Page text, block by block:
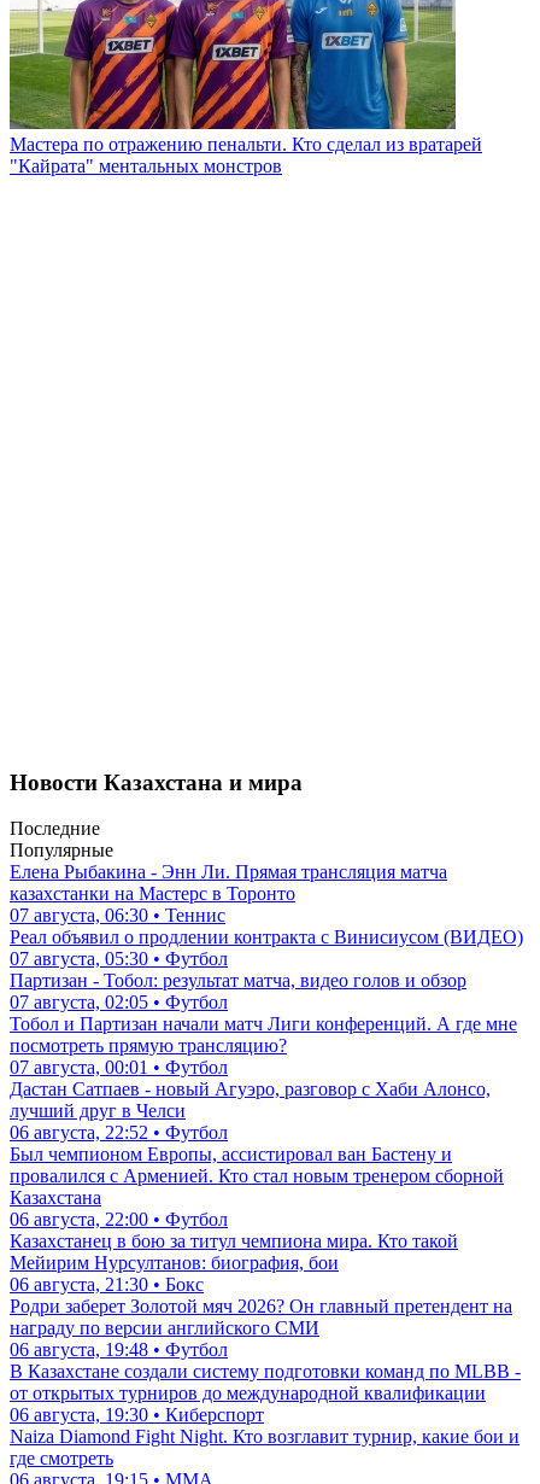
Мастера по отражению пенальти. Кто сделал из вратарей
"Кайрата" ментальных монстров
Новости Казахстана и мира
Последние
Популярные
Елена Рыбакина - Энн Ли. Прямая трансляция матча
казахстанки на Мастерс в Торонто
07 августа, 06:30 • Теннис
Реал объявил о продлении контракта с Винисиусом (ВИДЕО)
07 августа, 05:30 • Футбол
Партизан - Тобол: результат матча, видео голов и обзор
07 августа, 02:05 • Футбол
Тобол и Партизан начали матч Лиги конференций. А где мне
посмотреть прямую трансляцию?
07 августа, 00:01 • Футбол
Дастан Сатпаев - новый Агуэро, разговор с Хаби Алонсо,
лучший друг в Челси
06 августа, 22:52 • Футбол
Был чемпионом Европы, ассистировал ван Бастену и
провалился с Арменией. Кто стал новым тренером сборной
Казахстана
06 августа, 22:00 • Футбол
Казахстанец в бою за титул чемпиона мира. Кто такой
Мейирим Нурсултанов: биография, бои
06 августа, 21:30 • Бокс
Родри заберет Золотой мяч 2026? Он главный претендент на
награду по версии английского СМИ
06 августа, 19:48 • Футбол
В Казахстане создали систему подготовки команд по MLBB -
от открытых турниров до международной квалификации
06 августа, 19:30 • Киберспорт
Naiza Diamond Fight Night. Кто возглавит турнир, какие бои и
где смотреть